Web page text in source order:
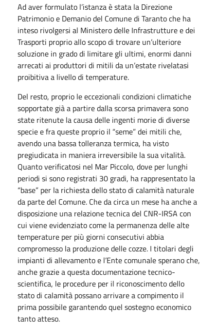
Ad aver formulato l’istanza è stata la Direzione
Patrimonio e Demanio del Comune di Taranto che ha
inteso rivolgersi al Ministero delle Infrastrutture e dei
Trasporti proprio allo scopo di trovare un’ulteriore
soluzione in grado di limitare gli ultimi, enormi danni
arrecati ai produttori di mitili da un’estate rivelatasi
proibitiva a livello di temperature.
Del resto, proprio le eccezionali condizioni climatiche
sopportate già a partire dalla scorsa primavera sono
state ritenute la causa delle ingenti morie di diverse
specie e fra queste proprio il “seme” dei mitili che,
avendo una bassa tolleranza termica, ha visto
pregiudicata in maniera irreversibile la sua vitalità.
Quanto verificatosi nel Mar Piccolo, dove per lunghi
periodi si sono registrati 30 gradi, ha rappresentato la
“base” per la richiesta dello stato di calamità naturale
da parte del Comune. Che da circa un mese ha anche a
disposizione una relazione tecnica del CNR-IRSA con
cui viene evidenziato come la permanenza delle alte
temperature per più giorni consecutivi abbia
compromesso la produzione delle cozze. I titolari degli
impianti di allevamento e l’Ente comunale sperano che,
anche grazie a questa documentazione tecnico-
scientifica, le procedure per il riconoscimento dello
stato di calamità possano arrivare a compimento il
prima possibile garantendo quel sostegno economico
tanto atteso.